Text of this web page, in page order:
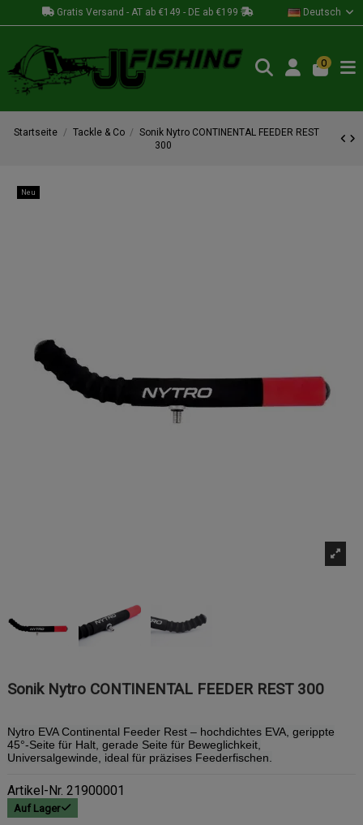
Gratis Versand - AT ab €149 - DE ab €199 Deutsch
0
Startseite Tackle & Co
Sonik Nytro CONTINENTAL FEEDER REST
300
Neu
Sonik Nytro CONTINENTAL FEEDER REST 300
Nytro EVA Continental Feeder Rest – hochdichtes EVA, gerippte
45°-Seite für Halt, gerade Seite für Beweglichkeit,
Universalgewinde, ideal für präzises Feederfischen.
Artikel-Nr. 21900001
Auf Lager